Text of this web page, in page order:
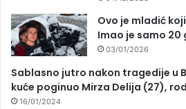
Ovo je mladić
Imao je samo 20
03/01/2026
Sablasno jutro nakon tragedije u
kuće poginuo Mirza Delija (27),
16/01/2024